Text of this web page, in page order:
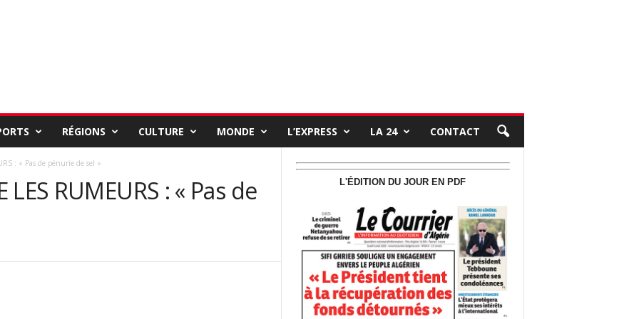
RÉGIONS CULTURE MONDE L’EXPRESS LA 24 CONTACT
: « Pas de pénurie de sel »
LES RUMEURS : « Pas de
L'ÉDITION DU JOUR EN PDF